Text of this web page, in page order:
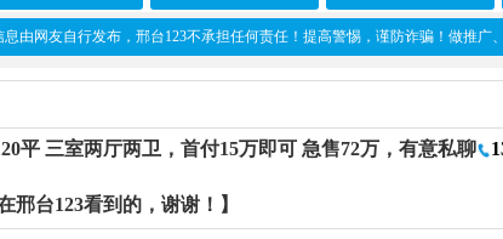
网友自行发布，邢台123不承担任何责任！提高警惕，谨防诈骗！做推广、
平 三室两厅两卫，首付15万即可 急售72万，有意私聊
邢台123看到的，谢谢！】